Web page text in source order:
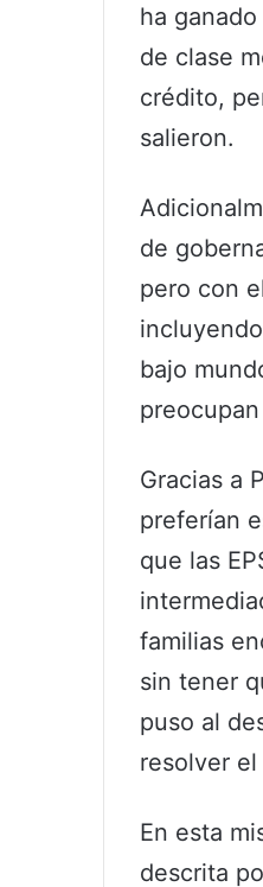
ha
de clase
crédito,
salieron.
de
pero con
bajo
Gracias a
preferían
que las
familias
sin tener
puso al
resolver
En esta
descrita